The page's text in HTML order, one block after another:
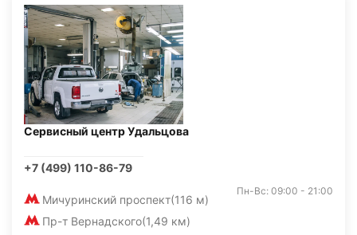
Сервисный центр Удальцова
+7 (499) 110-86-79
Мичуринский проспект(116 м)
Пр-т Вернадского(1,49 км)
Пн-Вс: 09:00 - 21:00